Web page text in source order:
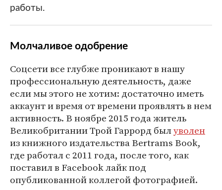
работы.
Молчаливое одобрение
Соцсети все глубже проникают в нашу
профессиональную деятельность, даже
если мы этого не хотим: достаточно иметь
аккаунт и время от времени проявлять в нем
активность. В ноябре 2015 года житель
Великобритании Трой Гаррорд былуволен
из книжного издательства Bertrams Book,
где работал с 2011 года, после того, как
поставил в Facebook лайк под
опубликованной коллегой фотографией.